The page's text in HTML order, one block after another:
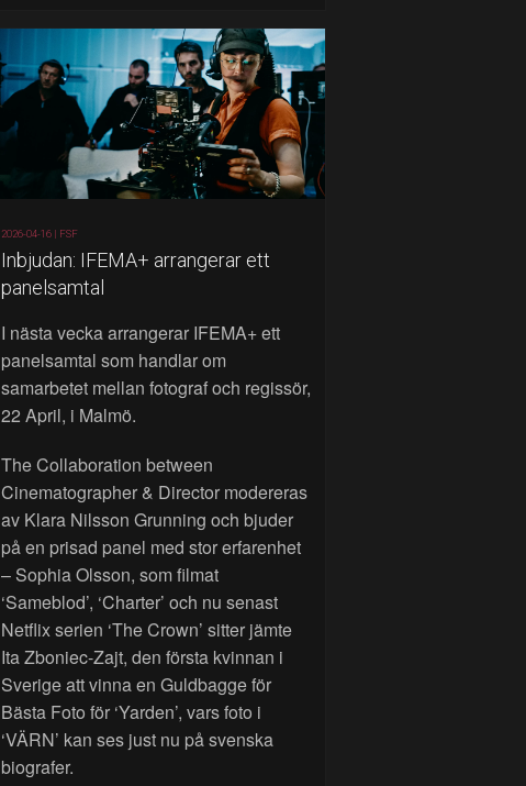
2026-04-16 | FSF
Inbjudan: IFEMA+ arrangerar ett
panelsamtal
I nästa vecka arrangerar IFEMA+ ett
panelsamtal som handlar om
samarbetet mellan fotograf och regissör,
22 April, i Malmö.
The Collaboration between
Cinematographer & Director modereras
av Klara Nilsson Grunning och bjuder
på en prisad panel med stor erfarenhet
– Sophia Olsson, som filmat
‘Sameblod’, ‘Charter’ och nu senast
Netflix serien ‘The Crown’ sitter jämte
Ita Zboniec-Zajt, den första kvinnan i
Sverige att vinna en Guldbagge för
Bästa Foto för ‘Yarden’, vars foto i
‘VÄRN’ kan ses just nu på svenska
biografer.